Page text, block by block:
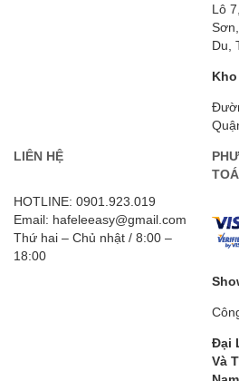
Lô
Du,
LIÊN HỆ
HOTLINE: 0901.923.019
Email: hafeleeasy@gmail.com
Thứ hai – Chủ nhật / 8:00 –
18:00
Đại
Và